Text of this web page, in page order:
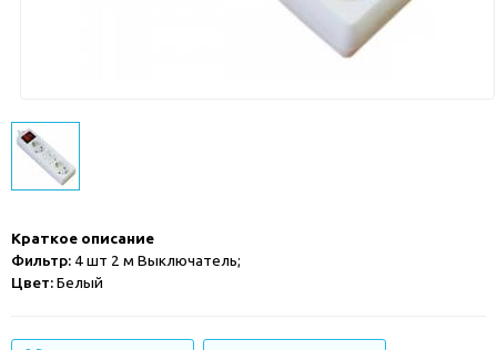
Краткое описание
Фильтр: 4 шт 2 м Выключатель;
Цвет:Белый